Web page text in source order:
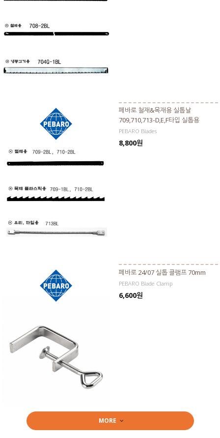
페바로 철재&목재용 실톱날
709,710,713-D,E,F타입 실톱용
PEBARO Blades
8,800원
페바로 24/07 실톱 클램프 70mm
PEBARO Blade Clamp
6,600원
MORE